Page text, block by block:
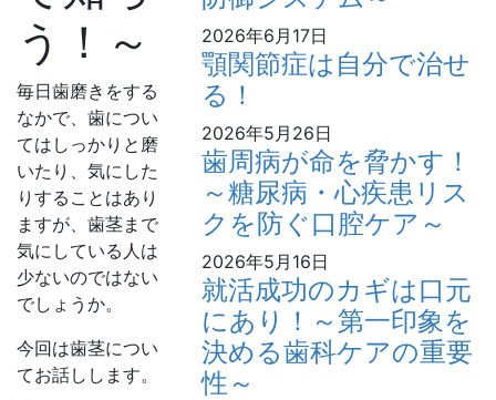
う！～
毎日歯磨きをする
なかで、歯につい
てはしっかりと磨
いたり、気にした
りすることはあり
ますが、歯茎まで
気にしている人は
少ないのではない
でしょうか。
今回は歯茎につい
てお話しします。
2026年6月17日
顎関節症は自分で治せ
る！
2026年5月26日
歯周病が命を脅かす！
～糖尿病・心疾患リス
クを防ぐ口腔ケア～
2026年5月16日
就活成功のカギは口元
にあり！～第一印象を
決める歯科ケアの重要
性～